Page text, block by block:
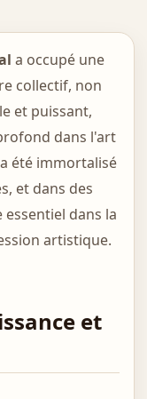
a occupé une
collectif, non
et puissant,
dans l'art
été immortalisé
et dans des
dans la
artistique.
et